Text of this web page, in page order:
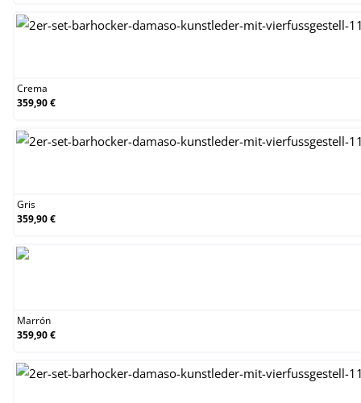
Crema
359,90 €
Gris
359,90 €
Marrón
359,90 €